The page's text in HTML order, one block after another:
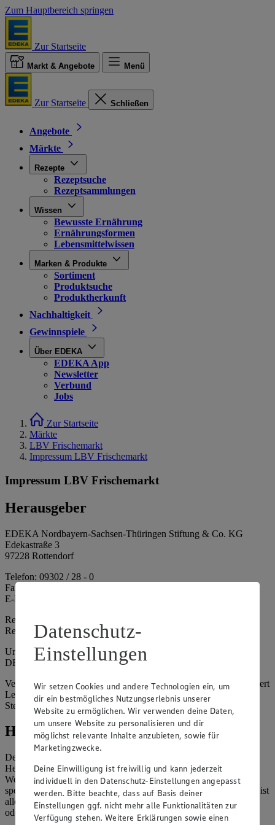
Zum Hauptbereich springen
Zur Startseite
Markt & Angebote Menü
Zur Startseite Schließen
Angebote
Märkte
Rezepte
Rezeptsuche
Rezeptsammlungen
Wissen
Bewusste Ernährung
Ernährungsformen
Lebensmittelwissen
Marken & Produkte
Sortiment
Produktsuche
Produktherkunft
Nachhaltigkeit
Gewinnspiele
Über EDEKA
EDEKA App
Newsletter
Verbund
Jobs
Zur Startseite
Märkte
LBV Frischemarkt
Impressum LBV Frischemarkt
Impressum LBV Frischemarkt
Herausgeber
EDEKA Nordbayern-Sachsen-Thüringen Stiftung & Co. KG
Edekastraße 3
97228 Rottendorf
Telefon: 09302 / 28 - 0
Fax: 09302 / 28 - 214
E-Mail: info@edeka.de
Registergericht: Amtsgericht Würzburg
Registernummer: HRA 6164
Umsatzsteuer-Identifikationsnummer gem. § 27a UStG:
DE261968694
Vertretungsberechtigte: Sebastian Kohrmann (Geschäftsführer), Gert
Lehmann (Geschäftsführer), Christian Remy (Geschäftsführer),
Stefan Legat (Vorstandsvorsitzender)
Hinweise
Der Inhalt dieser Website ist urheberrechtlich geschützt. Der
Herausgeber gewährt Ihnen jedoch das Recht, den auf dieser
Website bereitgestellten Text ganz oder ausschnittsweise zu
speichern und zu vervielfältigen. Aus Gründen des Urheberrechts ist
allerdings die Speicherung und Vervielfältigung von Bildmaterial
oder Grafiken aus dieser Website nicht gestattet.
Datenschutz-
Einstellungen
Wir setzen Cookies und andere Technologien ein, um
dir ein bestmögliches Nutzungserlebnis unserer
Website zu ermöglichen. Wir verwenden deine Daten,
um unsere Website zu personalisieren und dir
möglichst relevante Inhalte anzubieten, sowie für
Marketingzwecke.
Deine Einwilligung ist freiwillig und kann jederzeit
individuell in den Datenschutz-Einstellungen angepasst
werden. Bitte beachte, dass auf Basis deiner
Einstellungen ggf. nicht mehr alle Funktionalitäten zur
Verfügung stehen. Weitere Erklärungen sowie einen